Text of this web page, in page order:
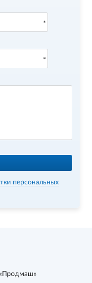
персональных
«Продмаш»